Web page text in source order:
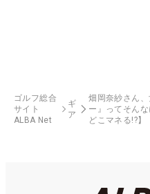
ゴルフ総合
サイト
ALBA Net
ギ
ア
畑岡奈紗さん
ー』ってそん
どこマネる!?】